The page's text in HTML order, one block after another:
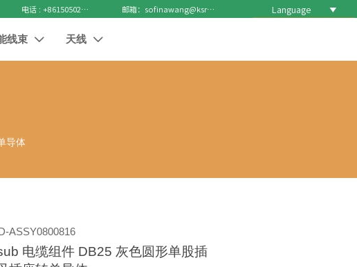
电话 : +8615050271688 邮箱：sofinawang@ksrcd.com Language 
线束  天线 
导体
ASSY0800816
电缆组件 DB25 灰色圆形单股插